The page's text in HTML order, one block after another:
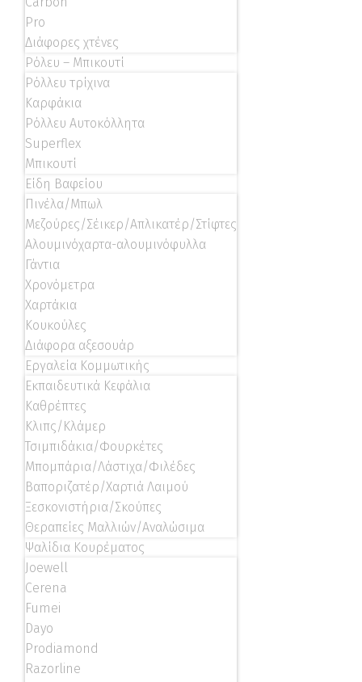
Pro
Διάφορες χτένες
Ρόλευ – Μπικουτί
Ρόλλευ τρίχινα
Καρφάκια
Ρόλλευ Αυτοκόλλητα
Superflex
Μπικουτί
Είδη Βαφείου
Πινέλα/Μπωλ
Μεζούρες/Σέικερ/Απλικατέρ/Στίφτες
Αλουμινόχαρτα-αλουμινόφυλλα
Γάντια
Χρονόμετρα
Χαρτάκια
Κουκούλες
Διάφορα αξεσουάρ
Εργαλεία Κομμωτικής
Εκπαιδευτικά Κεφάλια
Καθρέπτες
Κλιπς/Κλάμερ
Τσιμπιδάκια/Φουρκέτες
Μπομπάρια/Λάστιχα/Φιλέδες
Βαποριζατέρ/Χαρτιά Λαιμού
Ξεσκονιστήρια/Σκούπες
Θεραπείες Μαλλιών/Αναλώσιμα
Ψαλίδια Κουρέματος
Joewell
Cerena
Fumei
Dayo
Prodiamond
Razorline